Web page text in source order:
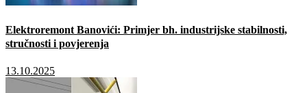
Elektroremont Banovići: Primjer bh. industrijske stabilnosti,
stručnosti i povjerenja
13.10.2025